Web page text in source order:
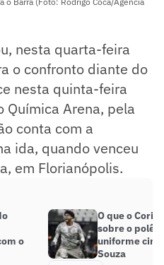
nesta quarta-feira
o confronto diante do
nesta quinta-feira
Química Arena, pela
conta com a
ida, quando venceu
em Florianópolis.
o
O que o
sobre o
uniforme
Souza